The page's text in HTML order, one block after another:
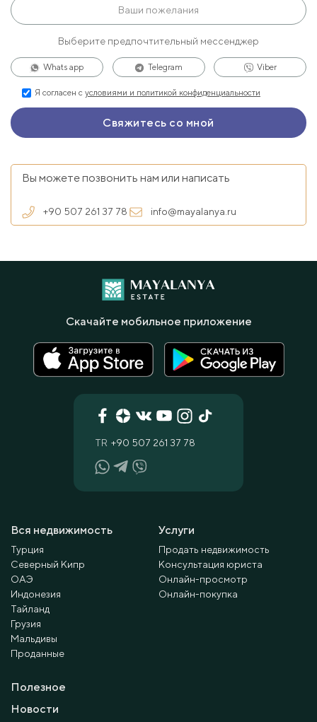
Выберите предпочтительный мессенджер
Whats app Telegram Viber
Я согласен с условиями и политикой конфиденциальности
Вы можете позвонить нам или написать
+90 507 261 37 78 info@mayalanya.ru
Вся недвижимость
Турция
Северный Кипр
ОАЭ
Индонезия
Тайланд
Грузия
Мальдивы
Проданные
Услуги
Продать недвижимость
Консультация юриста
Онлайн-просмотр
Онлайн-покупка
Полезное
Новости
TR +90 507 261 37 78
Скачайте мобильное приложение